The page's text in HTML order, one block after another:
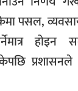
पसल,
होइन
प्रशासनले